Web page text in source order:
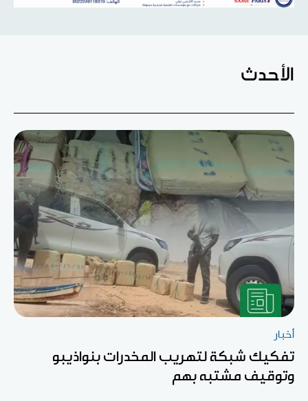
الأحدث
أخبار
تفكيك شبكة لتهريب المخدرات بنواذيبو
وتوقيف مشتبه بهم